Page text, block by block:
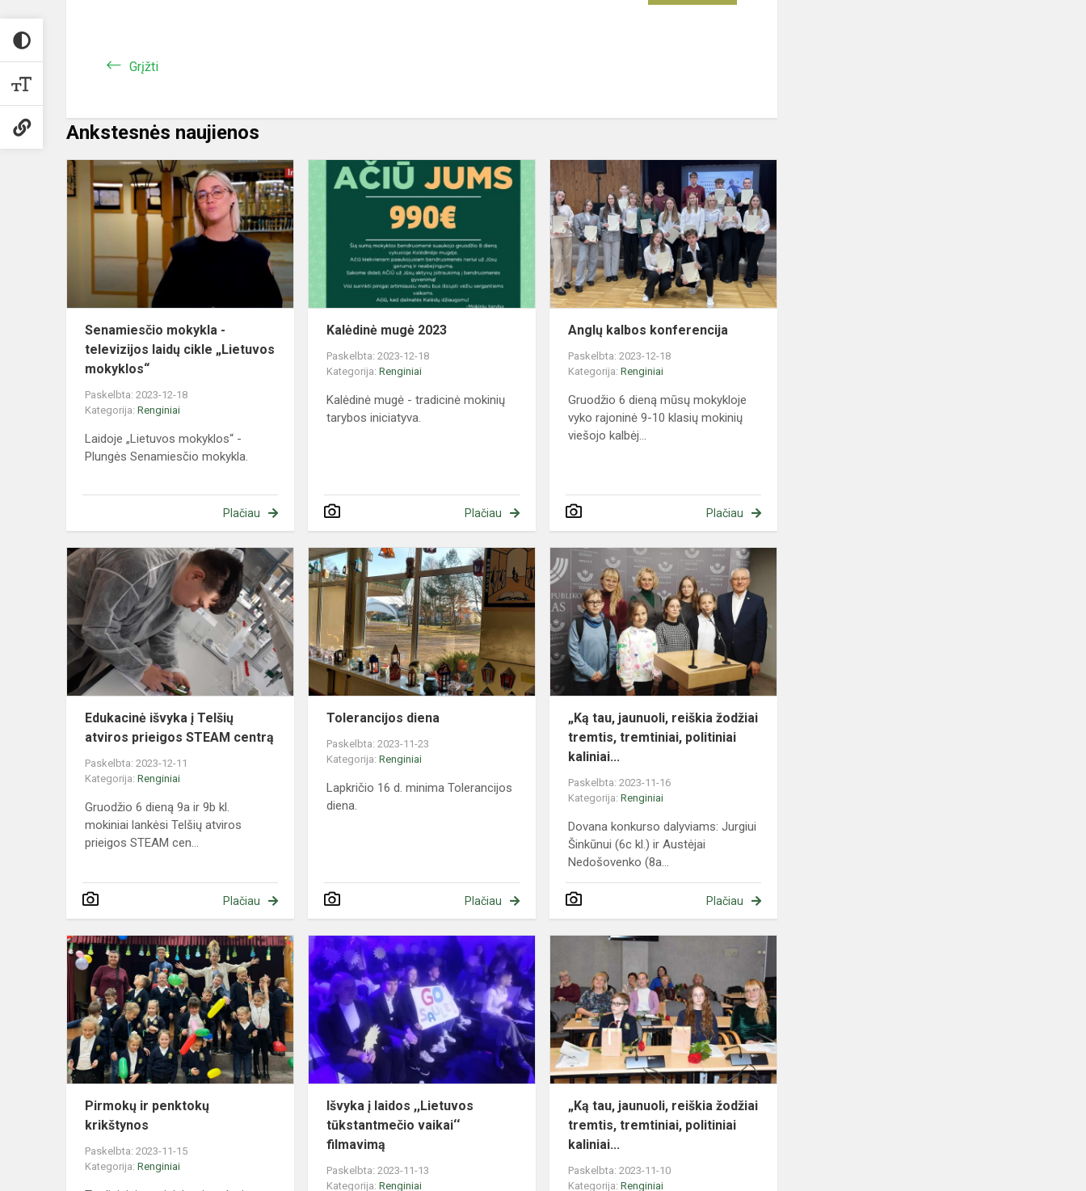
Grįžti
Ankstesnės naujienos
Senamiesčio
mokykla
-
televizijos
laidų
cikle
„Lietuvos
mok...
Senamiesčio mokykla -
televizijos laidų cikle „Lietuvos
mokyklos“
Paskelbta: 2023-12-18
Kategorija: Renginiai
Laidoje „Lietuvos mokyklos“ -
Plungės Senamiesčio mokykla.
Plačiau
Kalėdinė
mugė
2023
Kalėdinė mugė 2023
Paskelbta: 2023-12-18
Kategorija:Renginiai
Kalėdinė mugė - tradicinė mokinių
tarybos iniciatyva.
Plačiau
Anglų kalbos konferencija
Paskelbta: 2023-12-18
Kategorija:Renginiai
Gruodžio 6 dieną mūsų mokykloje
vyko rajoninė 9-10 klasių mokinių
viešojo kalbėj...
Plačiau
Edukacinė
išvyka
į
Telšių
atviros
prieigos
STEAM
centrą
Edukacinė išvyka į Telšių
atviros prieigos STEAM centrą
Paskelbta: 2023-12-11
Kategorija: Renginiai
Gruodžio 6 dieną 9a ir 9b kl.
mokiniai lankėsi Telšių atviros
prieigos STEAM cen...
Plačiau
Tolerancijos
diena
Tolerancijos diena
Paskelbta: 2023-11-23
Kategorija:Renginiai
Lapkričio 16 d. minima Tolerancijos
diena.
Plačiau
pol...
„Ką tau, jaunuoli, reiškia žodžiai
tremtis, tremtiniai, politiniai
kaliniai...
Paskelbta: 2023-11-16
Kategorija:Renginiai
Dovana konkurso dalyviams: Jurgiui
Šinkūnui (6c kl.) ir Austėjai
Nedošovenko (8a...
Plačiau
Pirmokų
ir
penktokų
krikštynos
Pirmokų ir penktokų
krikštynos
Paskelbta: 2023-11-15
Kategorija: Renginiai
į
laidos
,,Lietuvos
tūkstantmečio
vaikai‘‘
filmavimą...
Išvyka į laidos ,,Lietuvos
tūkstantmečio vaikai‘‘
filmavimą
Paskelbta: 2023-11-13
Kategorija:Renginiai
reiškia
tremtis,
pol...
„Ką tau, jaunuoli, reiškia žodžiai
tremtis, tremtiniai, politiniai
kaliniai...
Paskelbta: 2023-11-10
Kategorija:Renginiai